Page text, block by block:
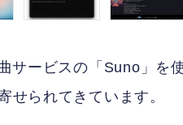
サービスの「Suno」を
せられてきています。